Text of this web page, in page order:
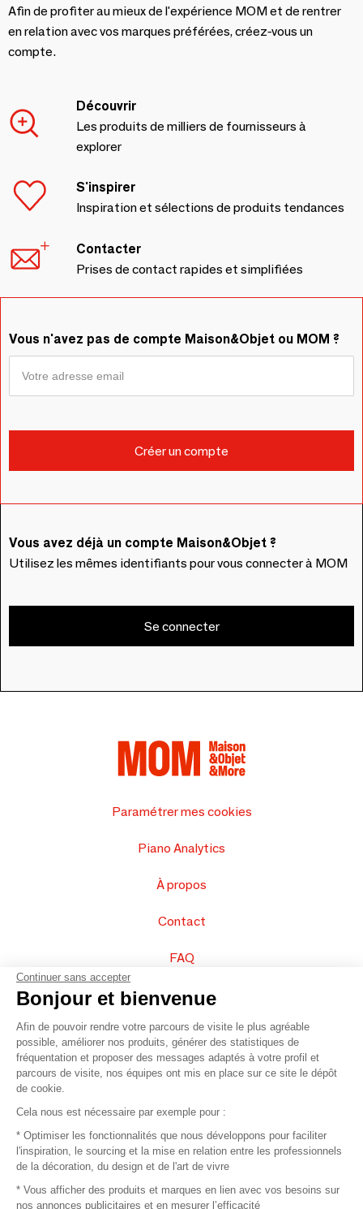
Afin de profiter au mieux de l'expérience MOM et de rentrer
en relation avec vos marques préférées, créez-vous un
compte.
Découvrir
Les produits de milliers de fournisseurs à
explorer
S'inspirer
Inspiration et sélections de produits tendances
Contacter
Prises de contact rapides et simplifiées
Vous n'avez pas de compte Maison&Objet ou MOM ?
Vous avez déjà un compte Maison&Objet ?
Utilisez les mêmes identifiants pour vous connecter à MOM
Se connecter
Paramétrer mes cookies
Piano Analytics
À propos
Contact
FAQ
Vendez vos produits
Plan du site
© 2016 –Organisation SAFI
Recrutement
Continuer sans accepter
Bonjour et bienvenue
Afin de pouvoir rendre votre parcours de visite le plus agréable
possible, améliorer nos produits, générer des statistiques de
fréquentation et proposer des messages adaptés à votre profil et
parcours de visite, nos équipes ont mis en place sur ce site le dépôt
de cookie.
Cela nous est nécessaire par exemple pour :
* Optimiser les fonctionnalités que nous développons pour faciliter
l'inspiration, le sourcing et la mise en relation entre les professionnels
de la décoration, du design et de l'art de vivre
* Vous afficher des produits et marques en lien avec vos besoins sur
nos annonces publicitaires et en mesurer l’efficacité